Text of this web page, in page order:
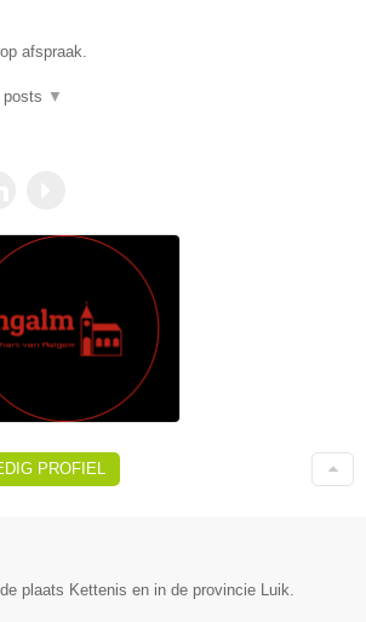
afspraak.
posts ▼
PROFIEL
plaats Kettenis en in de provincie Luik.